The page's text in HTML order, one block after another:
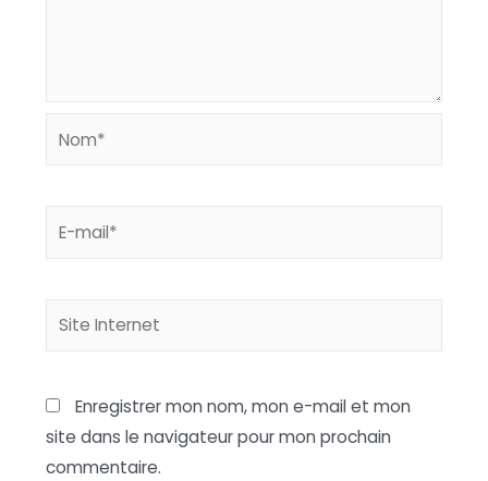
Site
Enregistrer mon nom, mon e-mail et mon
site dans le navigateur pour mon prochain
commentaire.